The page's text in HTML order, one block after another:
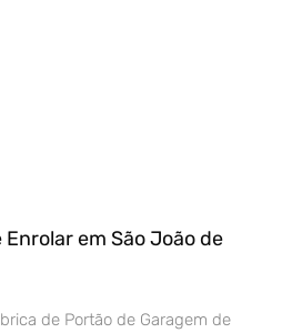
em São João de
de Portão de Garagem de